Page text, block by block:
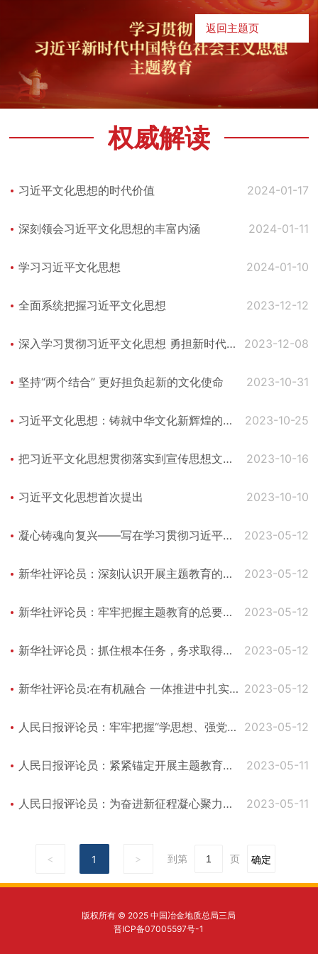
返回主题页
权威解读
习近平文化思想的时代价值 2024-01-17
深刻领会习近平文化思想的丰富内涵 2024-01-11
学习习近平文化思想 2024-01-10
全面系统把握习近平文化思想 2023-12-12
深入学习贯彻习近平文化思想 勇担新时代新
2023-12-08
坚持“两个结合” 更好担负起新的文化使命 2023-10-31
习近平文化思想：铸就中华文化新辉煌的根
2023-10-25
把习近平文化思想贯彻落实到宣传思想文化
2023-10-16
习近平文化思想首次提出 2023-10-10
凝心铸魂向复兴——写在学习贯彻习近平新
际
2023-05-12
新华社评论员：深刻认识开展主题教育的重
时代中国特色社会主义思想主题教育
2023-05-12
新华社评论员：牢牢把握主题教育的总要求
国特色社会主义思想主题教育
2023-05-12
新华社评论员：抓住根本任务，务求取得实
中国特色社会主义思想主题教育
2023-05-12
新华社评论员:在有机融合 一体推进中扎实
近平新时代中国特色社会主义思想主题教育
2023-05-12
人民日报评论员：牢牢把握“学思想、强党
彻习近平总书记在主题教育工作会议上重要
2023-05-12
人民日报评论员：紧紧锚定开展主题教育的
题教育工作会议上重要讲话
2023-05-11
人民日报评论员：为奋进新征程凝心聚力
2023-05-11
< 1 > 到第 页 确定
版权所有 © 2025 中国冶金地质总局三局
晋ICP备07005597号-1